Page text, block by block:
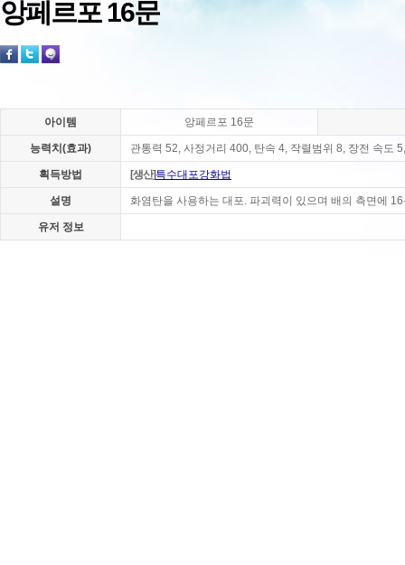
앙페르포 16문
아이템 앙페르포 16문
능력치(효과) 관통력 52, 사정거리 400, 탄속 4, 작렬범위 8, 장전 속도
획득방법 [생산]특수대포강화법
설명 화염탄을 사용하는 대포. 파괴력이 있으며 배의 측면에
유저 정보